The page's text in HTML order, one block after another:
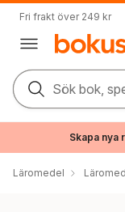
Fri frakt över 249 kr
Sök bok,
Skapa nya
Läromedel